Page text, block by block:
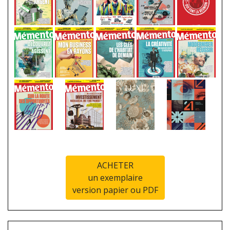
ACHETER
un exemplaire
version papier ou PDF